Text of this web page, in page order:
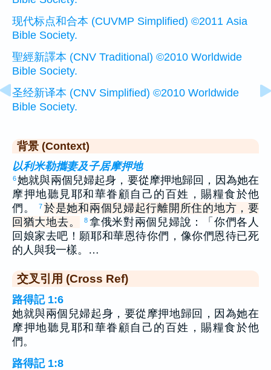
现代标点和合本 (CUVMP Simplified) ©2011 Asia
Bible Society.
聖經新譯本 (CNV Traditional) ©2010 Worldwide
Bible Society.
圣经新译本 (CNV Simplified) ©2010 Worldwide
Bible Society.
背景 (Context)
以利米勒攜妻及子居摩押地
6她就與兩個兒婦起身，要從摩押地歸回，因為她在
摩押地聽見耶和華眷顧自己的百姓，賜糧食於他
們。
7 於是她和兩個兒婦起行離開所住的地方，要
回猶大地去。
8 拿俄米對兩個兒婦說：「你們各人
回娘家去吧！願耶和華恩待你們，像你們恩待已死
的人與我一樣。…
交叉引用 (Cross Ref)
路得記 1:6
她就與兩個兒婦起身，要從摩押地歸回，因為她在
摩押地聽見耶和華眷顧自己的百姓，賜糧食於他
們。
路得記 1:8